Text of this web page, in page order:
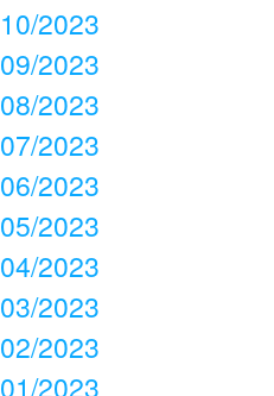
10/2023
09/2023
08/2023
07/2023
06/2023
05/2023
04/2023
03/2023
02/2023
01/2023